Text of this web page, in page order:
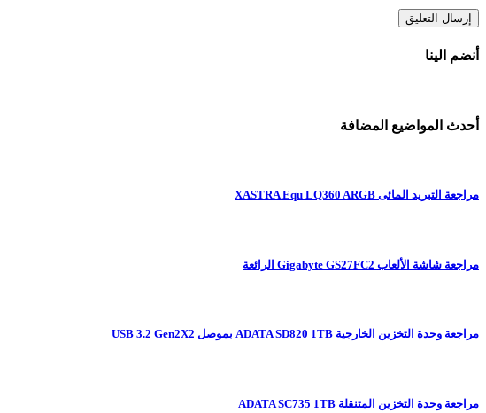
أنضم الينا
أحدث المواضيع المضافة
مراجعة التبريد المائى XASTRA Equ LQ360 ARGB
مراجعة شاشة الألعاب Gigabyte GS27FC2 الرائعة
مراجعة وحدة التخزين الخارجية ADATA SD820 1TB بموصل USB 3.2 Gen2X2
مراجعة وحدة التخزين المتنقلة ADATA SC735 1TB